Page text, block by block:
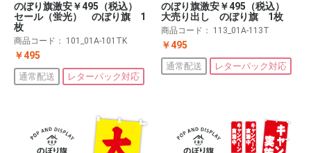
のぼり旗激安￥495（税込）
セール（蛍光） のぼり旗 1
枚
商品コード： 101_01A-101TK
￥495
通常配送 レターパック対応
のぼり旗激安￥495（税込）
大売り出し のぼり旗 1枚
商品コード： 113_01A-113T
￥495
通常配送 レターパック対応